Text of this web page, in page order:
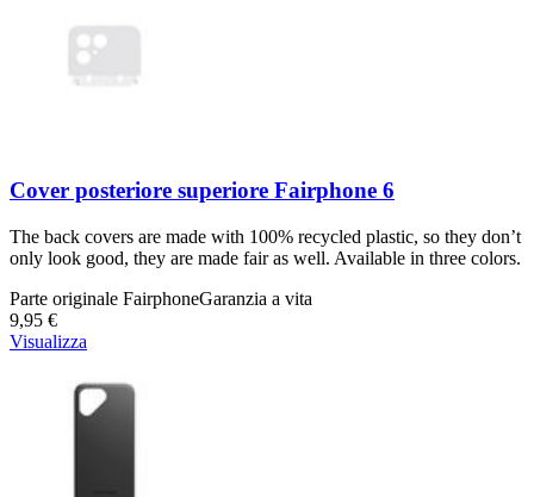
Cover posteriore superiore Fairphone 6
The back covers are made with 100% recycled plastic, so they don’t
only look good, they are made fair as well. Available in three colors.
Parte originale FairphoneGaranzia a vita
9,95 €
Visualizza